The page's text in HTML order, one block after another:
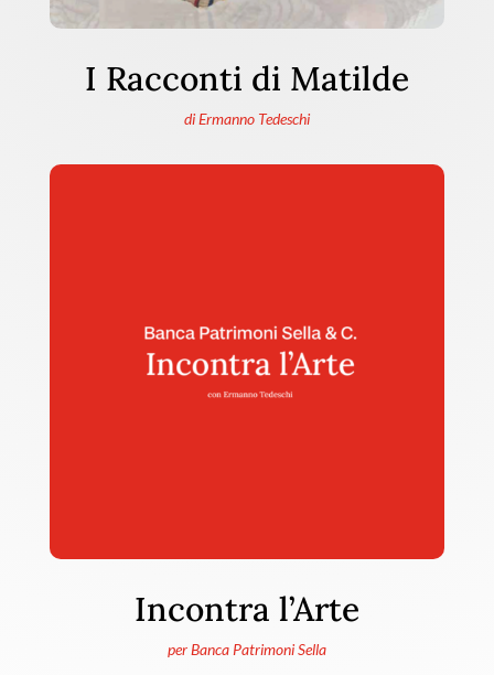
I Racconti di Matilde
di Ermanno Tedeschi
Incontra l’Arte
per Banca Patrimoni Sella